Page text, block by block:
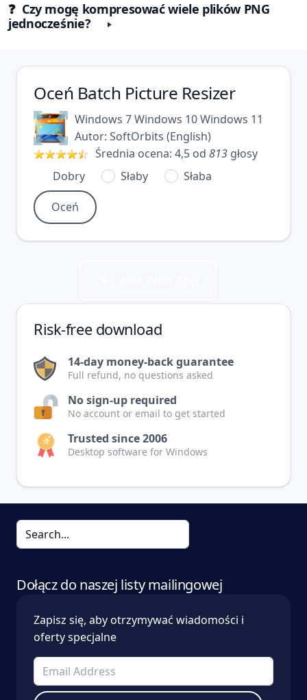
❓ Czy mogę kompresować wiele plików PNG
jednocześnie?
Oceń Batch Picture Resizer
Windows 7Windows 10Windows 11
Autor: SoftOrbits (English)
Średnia ocena: 4,5 od 813 głosy
Dobry
Słaby Słaba
Risk-free download
14-day money-back guarantee
Full refund, no questions asked
No sign-up required
No account or email to get started
Trusted since 2006
Desktop software for Windows
Dołącz do naszej listy mailingowej
Zapisz się, aby otrzymywać wiadomości i
oferty specjalne